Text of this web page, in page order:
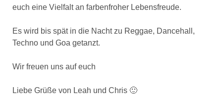
euch eine Vielfalt an farbenfroher Lebensfreude.
Es wird bis spät in die Nacht zu Reggae, Dancehall,
Techno und Goa getanzt.
Wir freuen uns auf euch
Liebe Grüße von Leah und Chris 🙂